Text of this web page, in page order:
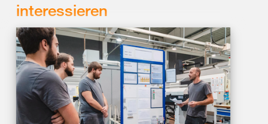
interessieren